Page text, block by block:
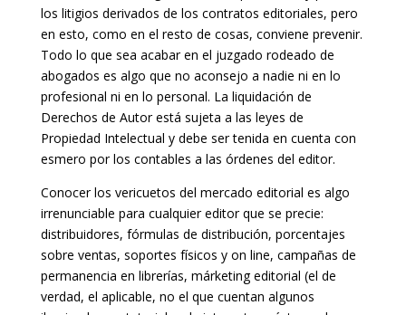
los litigios derivados de los contratos editoriales, pero
en esto, como en el resto de cosas, conviene prevenir.
Todo lo que sea acabar en el juzgado rodeado de
abogados es algo que no aconsejo a nadie ni en lo
profesional ni en lo personal. La liquidación de
Derechos de Autor está sujeta a las leyes de
Propiedad Intelectual y debe ser tenida en cuenta con
esmero por los contables a las órdenes del editor.
Conocer los vericuetos del mercado editorial es algo
irrenunciable para cualquier editor que se precie:
distribuidores, fórmulas de distribución, porcentajes
sobre ventas, soportes físicos y on line, campañas de
permanencia en librerías, márketing editorial (el de
verdad, el aplicable, no el que cuentan algunos